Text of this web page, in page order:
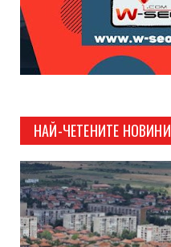
НАЙ-ЧЕТЕНИТЕ НОВИНИ